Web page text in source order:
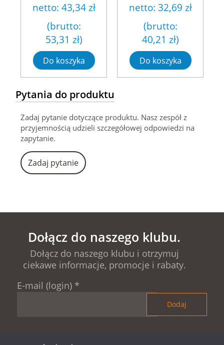
netto: 43,34 zł
(brutto:
53,31 zł)
Do koszyka
netto: 32,69 zł
(brutto:
40,21 zł)
Do koszyka
Pytania do produktu
Zadaj pytanie dotyczące produktu. Nasz zespół z
przyjemnością udzieli szczegółowej odpowiedzi na
zapytanie.
Zadaj pytanie
Dołącz do naszego klubu.
Dołącz do naszego klubu i otrzymuj
ciekawe informacje, promocje i rabaty.
E-mail (login) *